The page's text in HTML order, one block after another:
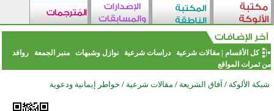
كل الأقسام |مقالات شرعية دراسات شرعية نوازل وشبهات منبر الجمعة
روافد
من ثمرات المواقع
شبكة الألوكة / آفاق الشريعة / مقالات شرعية / خواطر إيمانية ودعوية